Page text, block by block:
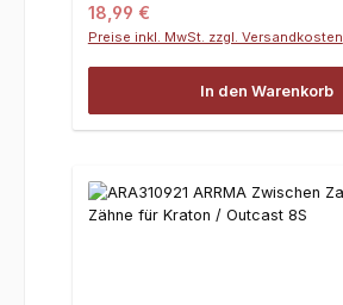
Regulärer Preis:
18,99 €
Preise inkl. MwSt. zzgl. Versandkosten
In den Warenkorb